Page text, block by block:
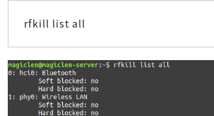
rfkill list all